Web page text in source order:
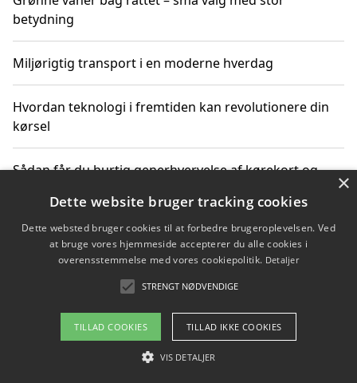
betydning
Miljørigtig transport i en moderne hverdag
Hvordan teknologi i fremtiden kan revolutionere din
kørsel
Sådan får du hurtig generhvervelse af kørekort og
Sådan lærer du miljørigtig kørsel hos en køreskole i
Gentofte
Copyright 2026 - Pilanto Aps
Om / kontakt
×
Dette website bruger tracking cookies
Dette websted bruger cookies til at forbedre brugeroplevelsen. Ved
at bruge vores hjemmeside accepterer du alle cookies i
overensstemmelse med vores cookiepolitik. Detaljer
STRENGT NØDVENDIGE
TILLAD COOKIES TILLAD IKKE COOKIES
VIS DETALJER